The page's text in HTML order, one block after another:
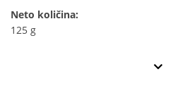
Neto količina:
125 g